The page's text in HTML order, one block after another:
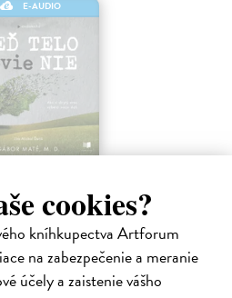
cookies?
kníhkupectva Artforum
na zabezpečenie a meranie
účely a zaistenie vášho
E-AUDIO
zamestnáva od nepamäti. Lekár a
že spôsob akým premýšľame a
má vplyv aj na naše fyzické